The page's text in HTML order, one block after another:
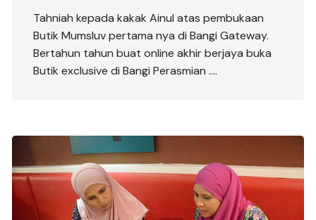
Tahniah kepada kakak Ainul atas pembukaan
Butik Mumsluv pertama nya di Bangi Gateway.
Bertahun tahun buat online akhir berjaya buka
Butik exclusive di Bangi Perasmian ….